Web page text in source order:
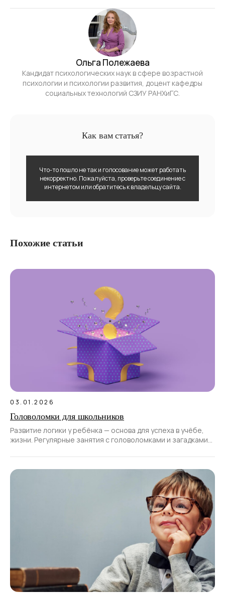
Ольга Полежаева
Кандидат психологических наук в сфере возрастной
психологии и психологии развития, доцент кафедры
социальных технологий СЗИУ РАНХиГС.
Как вам статья?
Что-то пошло не так и голосование может работать
некорректно. Пожалуйста, проверьте соединение с
интернетом или обратитесь к владельцу сайта.
Похожие статьи
03.01.2026
Головоломки для школьников
Развитие логики у ребёнка — основа для успеха в учёбе,
жизни. Регулярные занятия с головоломками и загадками
находить нестандартные решения, не сдаваться перед
сложными задачами